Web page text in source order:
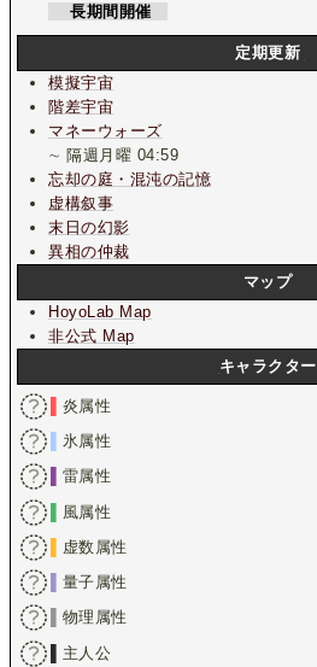
長期間開催
定期更新
模擬宇宙
階差宇宙
マネーウォーズ
∼ 隔週月曜 04:59
忘却の庭・混沌の記憶
虚構叙事
末日の幻影
異相の仲裁
マップ
HoyoLab Map
非公式 Map
キャラクター
炎属性
氷属性
雷属性
風属性
虚数属性
量子属性
物理属性
主人公